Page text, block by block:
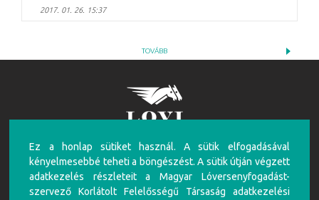
2017. 01. 26. 15:37
TOVÁBB
FIGYELEM!
A túlzásba vitt szerencsejáték ártalmas, mentálhigiénés problémákat, illetve függőséget
okozhat! Éljen az önkorlátozás, önkizárás lehetőségével! Szerencsejátékban csak 18 éven
felüliek vehetnek részt!
Ez a honlap sütiket használ. A sütik elfogadásával
kényelmesebbé teheti a böngészést. A sütik útján végzett
adatkezelés részleteit a Magyar Lóversenyfogadást-
szervező Korlátolt Felelősségű Társaság adatkezelési